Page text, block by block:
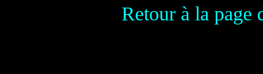
Retour à la page